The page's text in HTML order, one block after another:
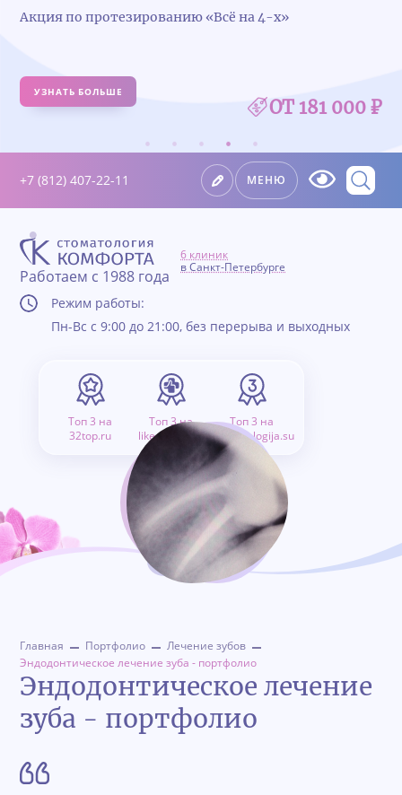
Акция по протезированию «Всё на 4-х»
УЗНАТЬ БОЛЬШЕ
ОТ 181 000 ₽
+7 (812) 407-22-11 МЕНЮ
Работаем с 1988 года
6 клиник
в Санкт-Петербурге
Режим работы:
Пн-Вс с 9:00 до 21:00, без перерыва и выходных
Топ 3 на
32top.ru
Топ 3 на
like.doctor.ru
Топ 3 на
stomatologija.su
Главная Портфолио
Лечение зубов
Эндодонтическое лечение зуба - портфолио
Эндодонтическое лечение
зуба - портфолио